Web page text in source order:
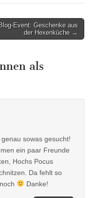
Event: Geschenke aus
der Hexenküche →
als
sowas gesucht!
ein paar Freunde
Hochs Pocus
Da fehlt so
Danke!